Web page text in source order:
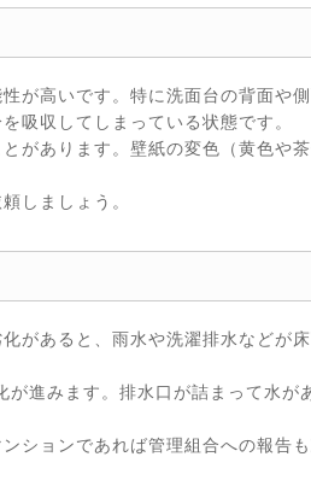
が高いです。特に洗面台の背面や
吸収してしまっている状態です。
があります。壁紙の変色（黄色や
しましょう。
があると、雨水や洗濯排水などが床
進みます。排水口が詰まって水が
ションであれば管理組合への報告も